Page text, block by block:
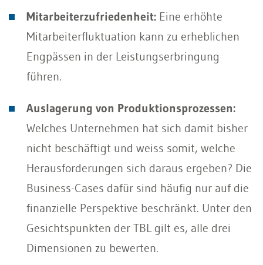
Mitarbeiterzufriedenheit: Eine erhöhte
Mitarbeiterfluktuation kann zu erheblichen
Engpässen in der Leistungserbringung
führen.
Auslagerung von Produktionsprozessen:
Welches Unternehmen hat sich damit bisher
nicht beschäftigt und weiss somit, welche
Herausforderungen sich daraus ergeben? Die
Business-Cases dafür sind häufig nur auf die
finanzielle Perspektive beschränkt. Unter den
Gesichtspunkten der TBL gilt es, alle drei
Dimensionen zu bewerten.